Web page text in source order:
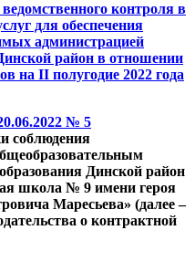
контроля в
для обеспечения
администрацией
район в отношении
на II полугодие 2022 года
№ 5
соблюдения
Динской район
школа № 9 имени героя
Маресьева» (далее –
о контрактной